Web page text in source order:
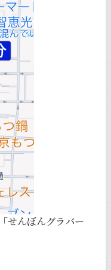
せんぼんグラバー